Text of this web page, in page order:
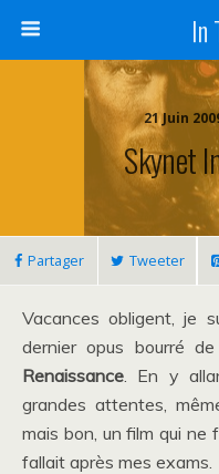
In
21 Juin
Skynet
Partager Tweeter
Vacances obligent, je
dernier opus bourré
Renaissance. En y
grandes attentes,
mais bon, un film qui ne
fallait après mes exams.